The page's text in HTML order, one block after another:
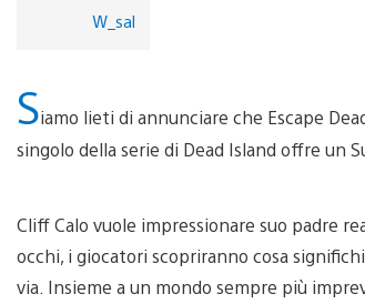
W_sal
Siamo lieti di annunciare che Escape
singolo della serie di Dead Island offre un
Cliff Calo vuole impressionare suo padre
occhi, i giocatori scopriranno cosa
via. Insieme a un mondo sempre più